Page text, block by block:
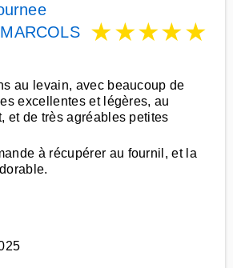
MARCOLS
★★★★★
au levain, avec beaucoup de
excellentes et légères, au
et de très agréables petites
à récupérer au fournil, et la